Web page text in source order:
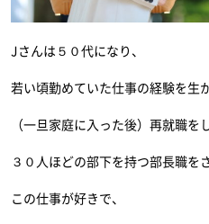
Jさんは５０代になり、
若い頃勤めていた仕事の経験を生か
（一旦家庭に入った後）再就職を
３０人ほどの部下を持つ部長職を
この仕事が好きで、